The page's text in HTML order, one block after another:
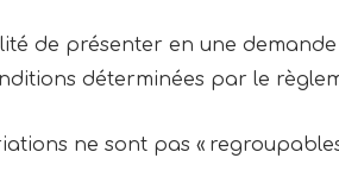
de présenter en une demande
déterminées par le
ne sont pas «